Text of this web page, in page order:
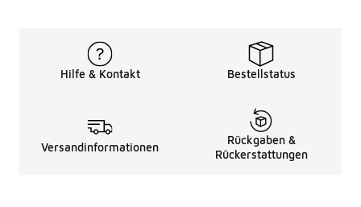
Hilfe & Kontakt Bestellstatus
Versandinformationen
Rückgaben &
Rückerstattungen